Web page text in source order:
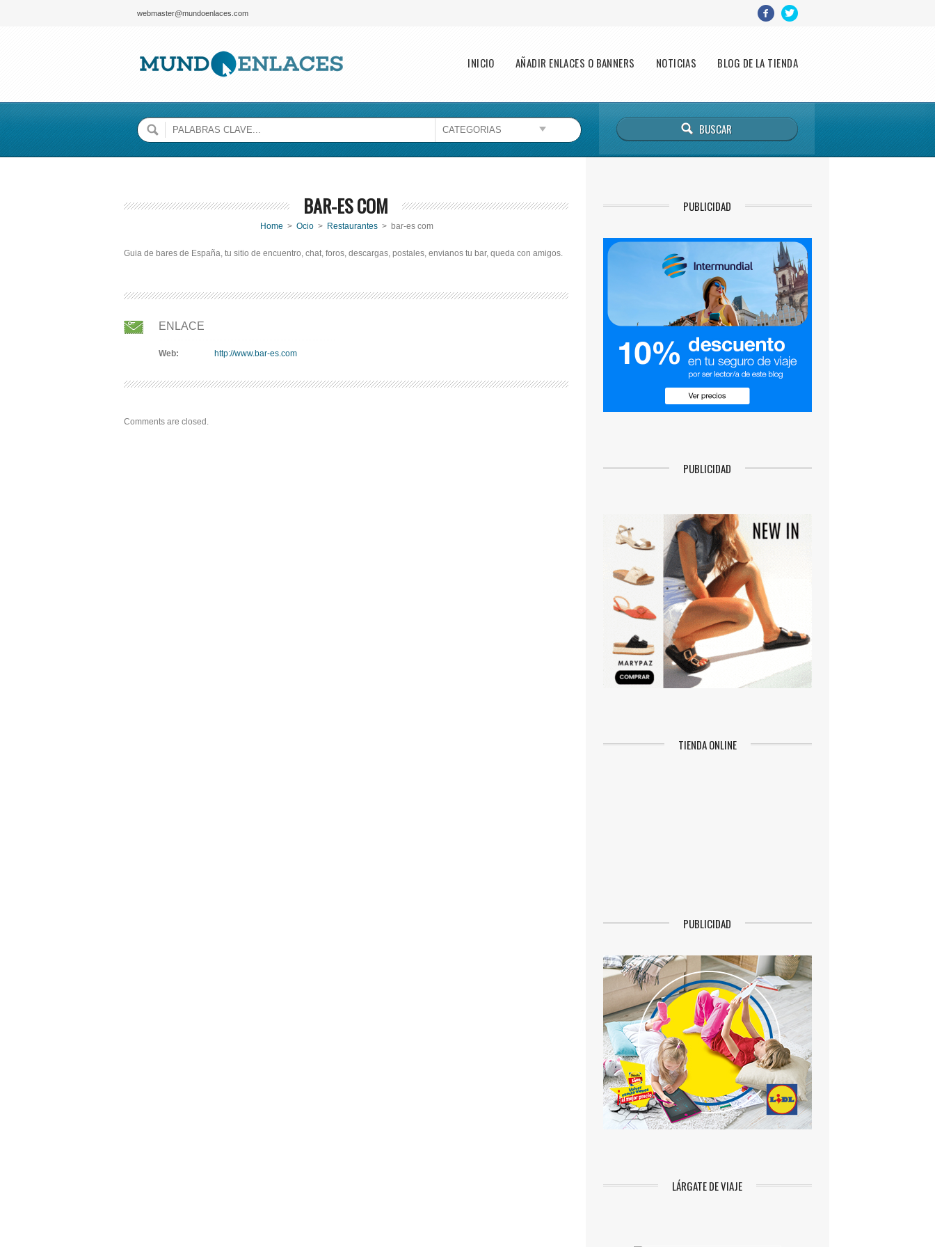
webmaster@mundoenlaces.com
Main menu
INICIO AÑADIR ENLACES O BANNERS NOTICIAS BLOG DE LA TIENDA
BAR-ES COM
Home > Ocio > Restaurantes > bar-es com
Guia de bares de España, tu sitio de encuentro, chat, foros, descargas, postales, envianos tu bar, queda con amigos.
ENLACE
Web: http://www.bar-es.com
Comments are closed.
PUBLICIDAD
PUBLICIDAD
TIENDA ONLINE
PUBLICIDAD
LÁRGATE DE VIAJE